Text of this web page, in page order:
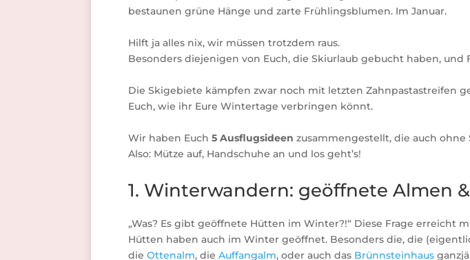
bestaunen grüne Hänge und zarte Frühlingsblumen. Im Januar.
Hilft ja alles nix, wir müssen trotzdem raus.
Besonders diejenigen von Euch, die Skiurlaub gebucht haben,
Die Skigebiete kämpfen zwar noch mit letzten Zahnpastastreifen
Euch, wie ihr Eure Wintertage verbringen könnt.
Wir haben Euch 5 Ausflugsideen zusammengestellt, die auch
Also: Mütze auf, Handschuhe an und los geht’s!
1. Winterwandern: geöffnete Almen
„Was? Es gibt geöffnete Hütten im Winter?!“ Diese Frage erreicht
Hütten haben auch im Winter geöffnet. Besonders die, die
die Ottenalm, die Auffangalm, oder auch das Brünnsteinhaus